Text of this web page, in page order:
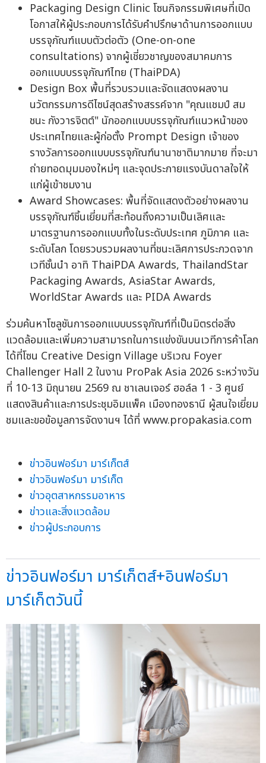
Packaging Design Clinic โซนกิจกรรมพิเศษที่เปิด
โอกาสให้ผู้ประกอบการได้รับคำปรึกษาด้านการออกแบบ
บรรจุภัณฑ์แบบตัวต่อตัว (One-on-one
consultations) จากผู้เชี่ยวชาญของสมาคมการ
ออกแบบบรรจุภัณฑ์ไทย (ThaiPDA)
Design Box พื้นที่รวบรวมและจัดแสดงผลงาน
นวัตกรรมการดีไซน์สุดสร้างสรรค์จาก "คุณแชมป์ สม
ชนะ กังวารจิตต์" นักออกแบบบรรจุภัณฑ์แนวหน้าของ
ประเทศไทยและผู้ก่อตั้ง Prompt Design เจ้าของ
รางวัลการออกแบบบรรจุภัณฑ์นานาชาติมากมาย ที่จะมา
ถ่ายทอดมุมมองใหม่ๆ และจุดประกายแรงบันดาลใจให้
แก่ผู้เข้าชมงาน
Award Showcases: พื้นที่จัดแสดงตัวอย่างผลงาน
บรรจุภัณฑ์ชิ้นเยี่ยมที่สะท้อนถึงความเป็นเลิศและ
มาตรฐานการออกแบบทั้งในระดับประเทศ ภูมิภาค และ
ระดับโลก โดยรวบรวมผลงานที่ชนะเลิศการประกวดจาก
เวทีชั้นนำ อาทิ ThaiPDA Awards, ThailandStar
Packaging Awards, AsiaStar Awards,
WorldStar Awards และ PIDA Awards
ร่วมค้นหาโซลูชันการออกแบบบรรจุภัณฑ์ที่เป็นมิตรต่อสิ่ง
แวดล้อมและเพิ่มความสามารถในการแข่งขันบนเวทีการค้าโลก
ได้ที่โซน Creative Design Village บริเวณ Foyer
Challenger Hall 2 ในงาน ProPak Asia 2026 ระหว่างวัน
ที่ 10-13 มิถุนายน 2569 ณ ชาเลนเจอร์ ฮอล์ล 1 - 3 ศูนย์
แสดงสินค้าและการประชุมอิมแพ็ค เมืองทองธานี ผู้สนใจเยี่ยม
ชมและขอข้อมูลการจัดงานฯ ได้ที่ www.propakasia.com
ข่าวอินฟอร์มา มาร์เก็ตส์
ข่าวอินฟอร์มา มาร์เก็ต
ข่าวอุตสาหกรรมอาหาร
ข่าวและสิ่งแวดล้อม
ข่าวผู้ประกอบการ
ข่าวอินฟอร์มา มาร์เก็ตส์+อินฟอร์มา
มาร์เก็ตวันนี้